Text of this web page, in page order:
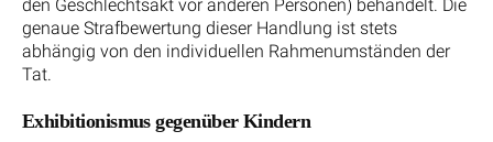
den Geschlechtsakt vor anderen Personen) behandelt. Die
genaue Strafbewertung dieser Handlung ist stets
abhängig von den individuellen Rahmenumständen der
Tat.
Exhibitionismus gegenüber Kindern